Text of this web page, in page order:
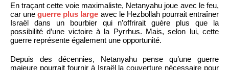
En traçant cette voie maximaliste, Netanyahu joue avec le feu,
car uneguerre plus large avec le Hezbollah pourrait entraîner
Israël dans un bourbier qui n’offrirait guère plus que la
possibilité d’une victoire à la Pyrrhus. Mais, selon lui, cette
guerre représente également une opportunité.
Depuis des décennies, Netanyahu pense qu’une guerre
majeure pourrait fournir à Israël la couverture nécessaire pour